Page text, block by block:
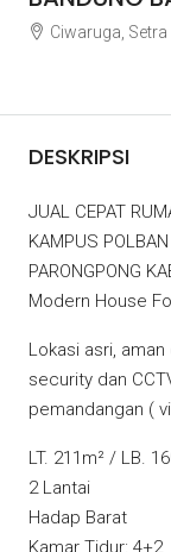
Ciwaruga,
DESKRIPSI
JUAL CEPAT
KAMPUS
PARONGPONG
Modern House
Lokasi asri,
security dan
pemandangan (
LT. 211m² / LB.
2 Lantai
Hadap Barat
Kamar Tidur: 4+2